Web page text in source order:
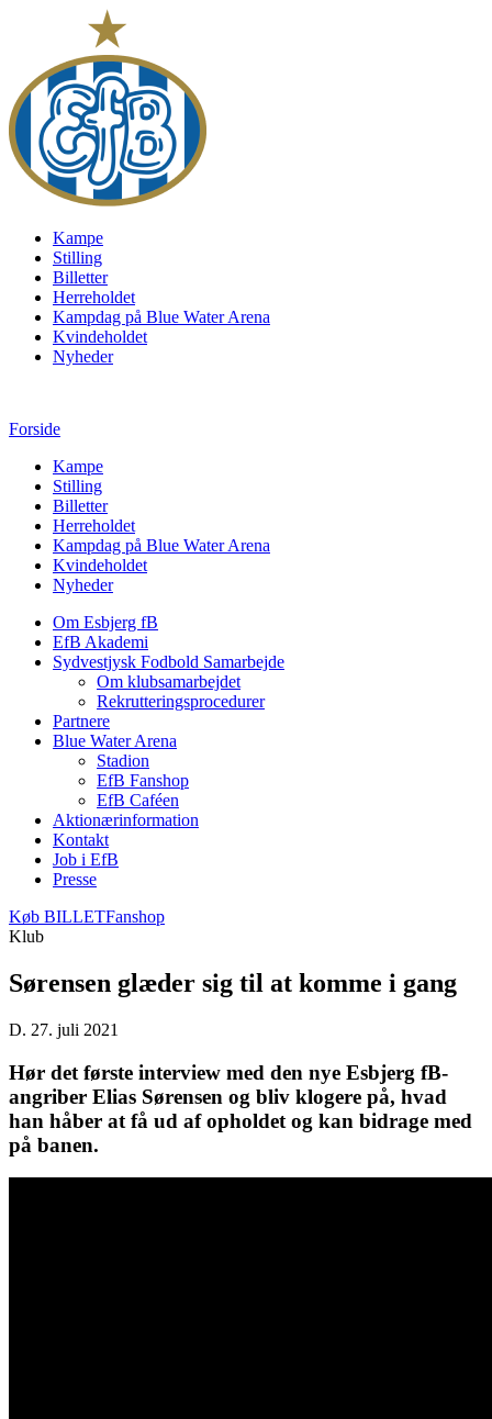
Kampe
Stilling
Billetter
Herreholdet
Kampdag på Blue Water Arena
Kvindeholdet
Nyheder
Forside
Kampe
Stilling
Billetter
Herreholdet
Kampdag på Blue Water Arena
Kvindeholdet
Nyheder
Om Esbjerg fB
EfB Akademi
Sydvestjysk Fodbold Samarbejde
Om klubsamarbejdet
Rekrutteringsprocedurer
Partnere
Blue Water Arena
Stadion
EfB Fanshop
EfB Caféen
Aktionærinformation
Kontakt
Job i EfB
Presse
Køb BILLETFanshop
Klub
Sørensen glæder sig til at komme i gang
D. 27. juli 2021
Hør det første interview med den nye Esbjerg fB-
angriber Elias Sørensen og bliv klogere på, hvad
han håber at få ud af opholdet og kan bidrage med
på banen.